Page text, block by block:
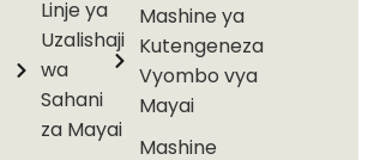
Linje ya
Uzalishaji
wa
Sahani
za Mayai
Mashine ya
Kutengeneza
Vyombo vya
Mayai
Mashine